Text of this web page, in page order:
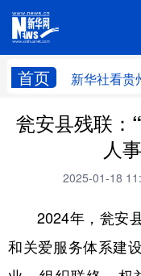
首页 新华社看贵
新华社看贵州 新
贵州
畅游贵州 数字
光影贵州 部门
瓮安县残联：
人
2025-01-18
2024年，瓮安县
和关爱服务体系建